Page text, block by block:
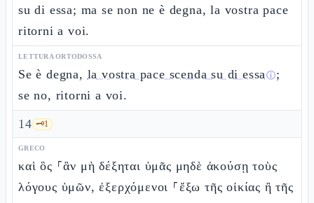
su di essa; ma se non ne è degna, la vostra pace
ritorni a voi.
LETTURA ORTODOSSA
Se è degna, la vostra pace scenda su di essaⓘ;
se no, ritorni a voi.
14 🗝️1
GRECO
καὶ ὃς ⸀ἂν μὴ δέξηται ὑμᾶς μηδὲ ἀκούσῃ τοὺς
λόγους ὑμῶν, ἐξερχόμενοι ⸀ἔξω τῆς οἰκίας ἢ τῆς